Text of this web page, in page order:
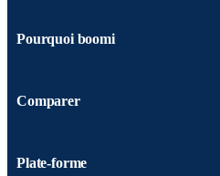
Pourquoi boomi
Comparer
Plate-forme